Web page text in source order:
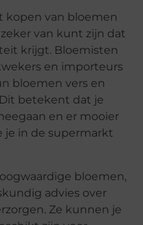
kopen van bloemen
van kunt zijn dat
krijgt. Bloemisten
en importeurs
bloemen vers en
betekent dat je
en er mooier
je in de supermarkt
bloemen,
advies over
Ze kunnen je